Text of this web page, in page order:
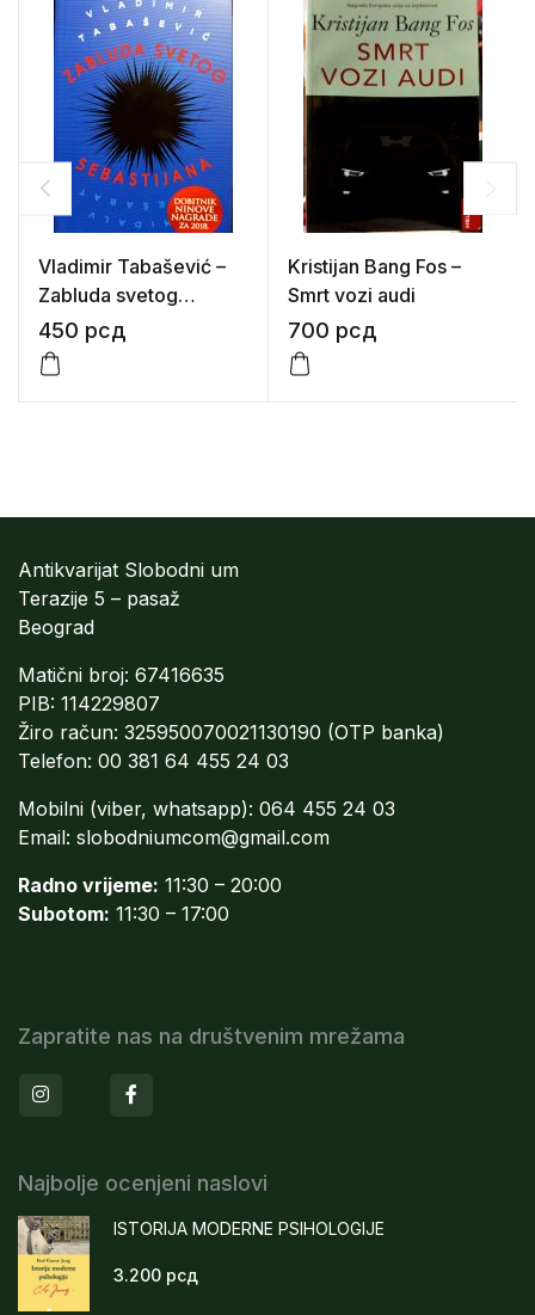
Vladimir Tabašević –
Zabluda svetog
Sebastijana
450 рсд
Kristijan Bang Fos –
Smrt vozi audi
700 рсд
Antikvarijat Slobodni um
Terazije 5 – pasaž
Beograd
Matični broj: 67416635
PIB: 114229807
Žiro račun: 325950070021130190 (OTP banka)
Telefon: 00 381 64 455 24 03
Mobilni (viber, whatsapp): 064 455 24 03
Email: slobodniumcom@gmail.com
Radno vrijeme: 11:30 – 20:00
Subotom: 11:30 – 17:00
Zapratite nas na društvenim mrežama
Instagram
Najbolje ocenjeni naslovi
ISTORIJA MODERNE PSIHOLOGIJE
3.200 рсд